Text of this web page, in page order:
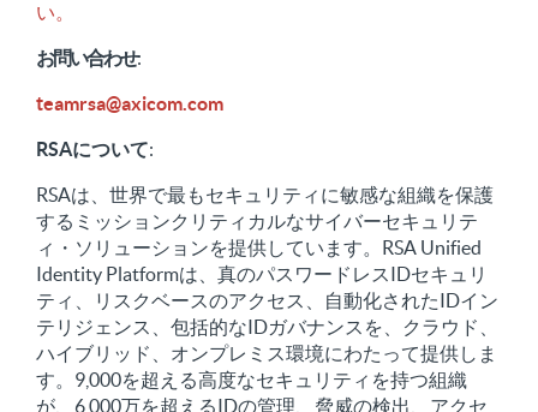
い。
お問い合わせ:
teamrsa@axicom.com
RSAについて:
RSAは、世界で最もセキュリティに敏感な組織を保護
するミッションクリティカルなサイバーセキュリテ
ィ・ソリューションを提供しています。RSA Unified
Identity Platformは、真のパスワードレスIDセキュリ
ティ、リスクベースのアクセス、自動化されたIDイン
テリジェンス、包括的なIDガバナンスを、クラウド、
ハイブリッド、オンプレミス環境にわたって提供しま
す。9,000を超える高度なセキュリティを持つ組織
が、6,000万を超えるIDの管理、脅威の検出、アクセ